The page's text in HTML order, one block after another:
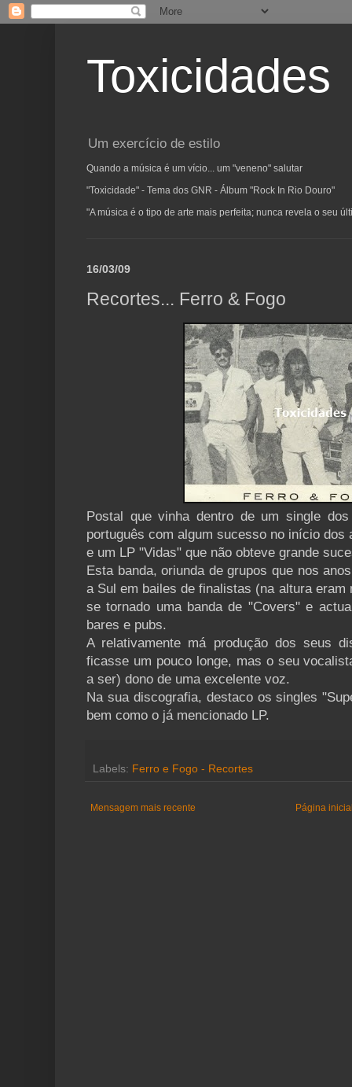
Toxicidades
Um exercício de estilo
Quando a música é um vício... um "veneno" salutar
"Toxicidade" - Tema dos GNR - Álbum "Rock In Rio Douro"
"A música é o tipo de arte mais perfeita; nunca revela o seu
16/03/09
Recortes... Ferro & Fogo
Postal que vinha dentro de um single
português com algum sucesso no início
e um LP "Vidas" que não obteve grande
Esta banda, oriunda de grupos que nos
a Sul em bailes de finalistas (na altura eram
se tornado uma banda de "Covers" e
bares e pubs.
A relativamente má produção dos seus
ficasse um pouco longe, mas o seu
a ser) dono de uma excelente voz.
Na sua discografia, destaco os singles
bem como o já mencionado LP.
Labels: Ferro e Fogo - Recortes
Mensagem mais recente Página